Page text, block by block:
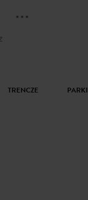
TRENCZE PARKI